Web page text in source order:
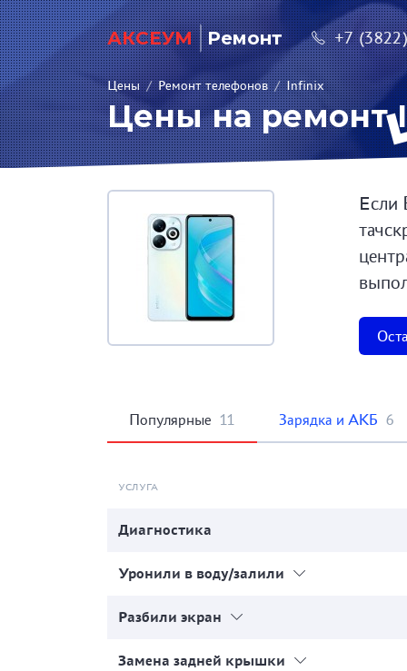
АКСЕУМ Ремонт +7
Цены / Ремонт телефонов / Infinix
Цены на ремонт
Если
Популярные 11 Зарядка и АКБ 6
УСЛУГА
Диагностика
Уронили в воду/залили
Разбили экран
Замена задней крышки